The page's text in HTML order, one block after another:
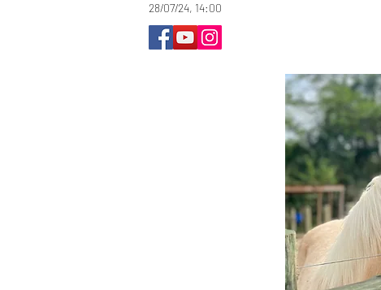
28/07/24, 14:00